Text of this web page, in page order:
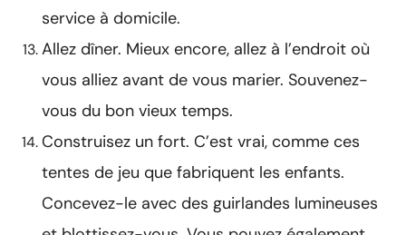
service à domicile.
Allez dîner. Mieux encore, allez à l’endroit où
vous alliez avant de vous marier. Souvenez-
vous du bon vieux temps.
Construisez un fort. C’est vrai, comme ces
tentes de jeu que fabriquent les enfants.
Concevez-le avec des guirlandes lumineuses